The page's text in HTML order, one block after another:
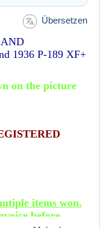
Übersetzen
1936 P-189 XF+
on the picture
items won.
before